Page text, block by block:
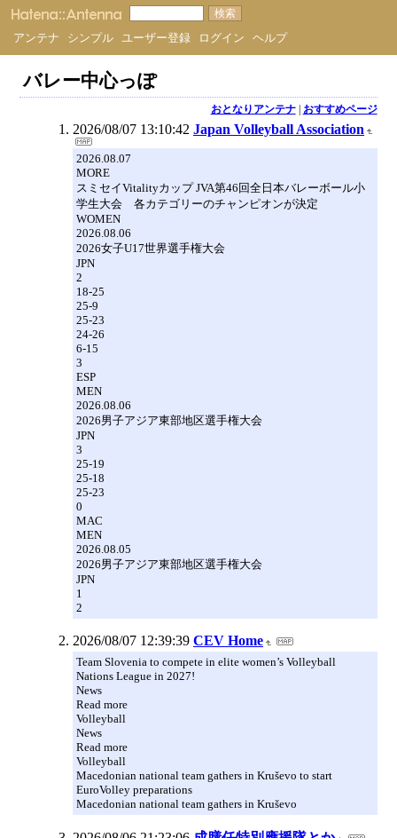
アンテナ シンプル ユーザー登録 ログイン ヘルプ
バレー中心っぽ
おとなりアンテナ| おすすめページ
2026/08/07 13:10:42 Japan Volleyball Association
2026.08.07
MORE
スミセイVitalityカップ JVA第46回全日本バレーボール小
学生大会 各カテゴリーのチャンピオンが決定
WOMEN
2026.08.06
2026女子U17世界選手権大会
JPN
2
18-25
25-9
25-23
24-26
6-15
3
ESP
MEN
2026.08.06
2026男子アジア東部地区選手権大会
JPN
3
25-19
25-18
25-23
0
MAC
MEN
2026.08.05
2026男子アジア東部地区選手権大会
JPN
1
2
2026/08/07 12:39:39 CEV Home
Team Slovenia to compete in elite women’s Volleyball
Nations League in 2027!
News
Read more
Volleyball
News
Read more
Volleyball
Macedonian national team gathers in Kruševo to start
EuroVolley preparations
Macedonian national team gathers in Kruševo